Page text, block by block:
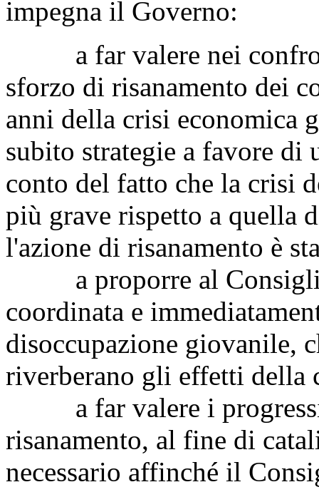
impegna il Governo:
a far valere nei
sforzo di risanamento dei
anni della crisi economica
subito strategie a favore di
conto del fatto che la crisi
più grave rispetto a quella
l'azione di risanamento è
a proporre al Consiglio
coordinata e
disoccupazione giovanile,
riverberano gli effetti della
a far valere i progressi
risanamento, al fine di
necessario affinché il